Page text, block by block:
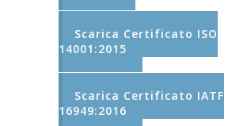
Scarica Certificato ISO
14001:2015
Scarica Certificato IATF
16949:2016